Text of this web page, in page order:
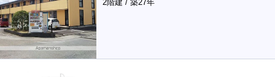
2階建 / 築27年